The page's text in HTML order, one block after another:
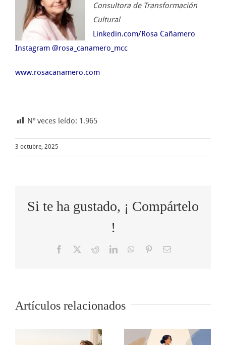
Consultora de Transformación
Cultural
Linkedin.com/Rosa Cañamero
Instagram @rosa_canamero_mcc
www.rosacanamero.com
Nº veces leído: 1.965
3 octubre, 2025
Si te ha gustado, ¡ Compártelo
!
Facebook RedditLinkedInWhatsApp
PinterestCorreo
Artículos relacionados